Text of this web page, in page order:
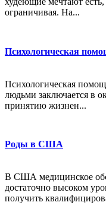
ограничивая. На...
Психологическая
Психологическая
людьми заключается в
принятию жизнен...
Роды в США
В США медицинское
достаточно высоком
получить